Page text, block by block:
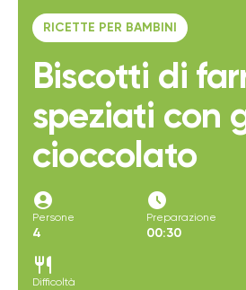
RICETTE PER BAMBINI
Biscotti di
speziati con
cioccolato
account_circle
Persone
4
access_time_filled
Preparazione
00:30
restaurant
Difficoltà